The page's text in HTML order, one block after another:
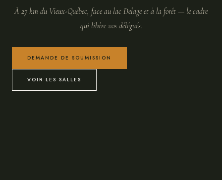
À 27 km du Vieux-Québec, face au lac Delage et à la forêt — le cadre
qui libère vos délégués.
DEMANDE DE SOUMISSION
VOIR LES SALLES